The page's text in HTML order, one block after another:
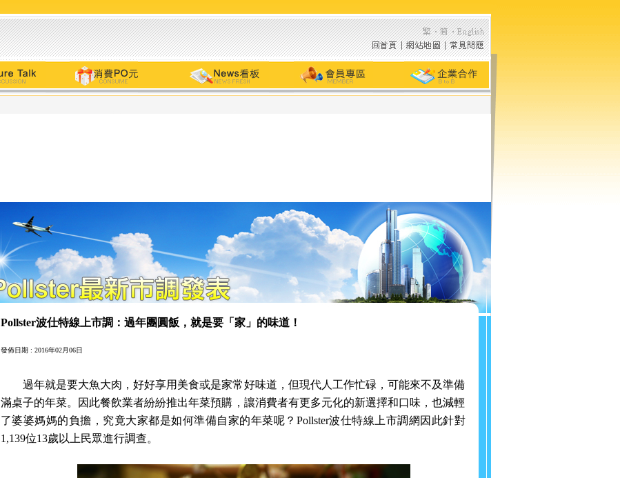
Pollster波仕特線上市調：過年團圓飯，就是要「家」的味道！
發佈日期 : 2016年02月06日
過年就是要大魚大肉，好好享用美食或是家常好味道，但現代人工作忙碌，可能來不及準備
滿桌子的年菜。因此餐飲業者紛紛推出年菜預購，讓消費者有更多元化的新選擇和口味，也減輕
了婆婆媽媽的負擔，究竟大家都是如何準備自家的年菜呢？ Pollster波仕特線上市調網因此針對
1,139位13歲以上民眾進行調查。